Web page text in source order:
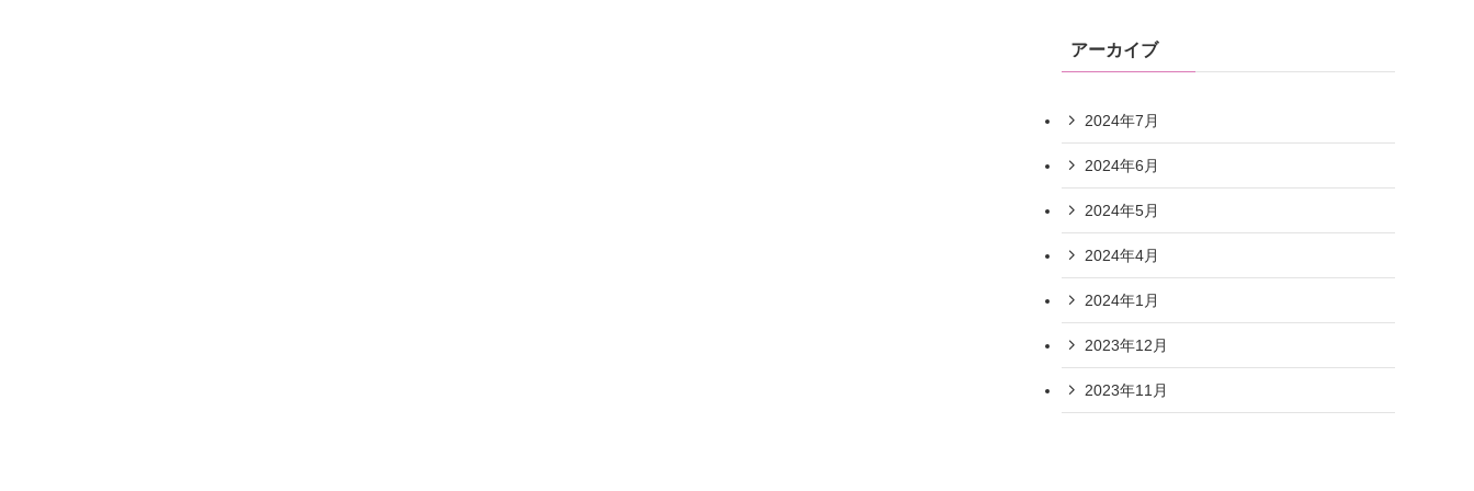
アーカイブ
2024年7月
2024年6月
2024年5月
2024年4月
2024年1月
2023年12月
2023年11月